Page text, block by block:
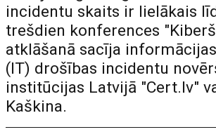
incidentu skaits ir lielākais
trešdien konferences
atklāšanā sacīja
(IT) drošības incidentu
institūcijas Latvijā "Cert.lv"
Kaškina.